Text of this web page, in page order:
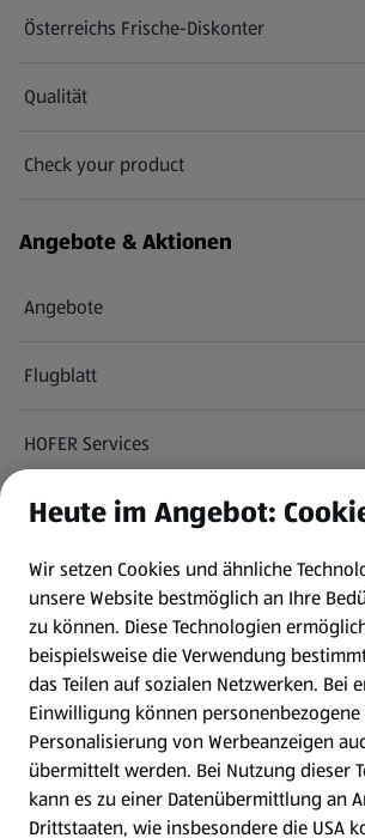
Österreichs Frische-Diskonter
Qualität
Check your product
(öffnet in einem neuen Tab)
Angebote & Aktionen
Angebote
Flugblatt
HOFER Services
Newsletter
WhatsApp
Gewinnspiele
Mein HOFER. Meine Einkäufe.
Meine Meinung. Mein HOFER.
Heute im Angebot:
Wir setzen Cookies und ähnliche
unsere Website bestmöglich an Ihre
zu können. Diese Technologien
beispielsweise die Verwendung
das Teilen auf sozialen Netzwerken. Bei
Einwilligung können personenbezogene
Personalisierung von Werbeanzeigen
übermittelt werden. Bei Nutzung dieser
kann es zu einer Datenübermittlung an
Drittstaaten, wie insbesondere die USA